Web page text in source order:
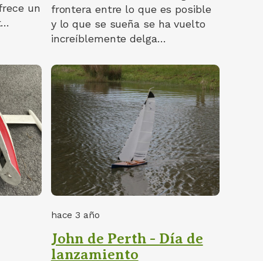
un
frontera entre lo que es posible
y lo que se sueña se ha vuelto
increíblemente delga…
hace 3 año
John de Perth - Día de
lanzamiento